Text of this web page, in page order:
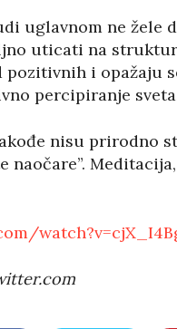
uglavnom ne žele
uticati na
i opažaju
percipiranje
nisu prirodno
naočare”.